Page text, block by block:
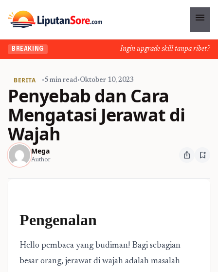
menu
BREAKING Ingin upgrade skill tanpa ribet?
BERITA •5 min read•Oktober 10, 2023
Penyebab dan Cara
Mengatasi Jerawat di
Wajah
Mega
Author ios_share bookmark_add
Pengenalan
Hello pembaca yang budiman! Bagi sebagian
besar orang, jerawat di wajah adalah masalah